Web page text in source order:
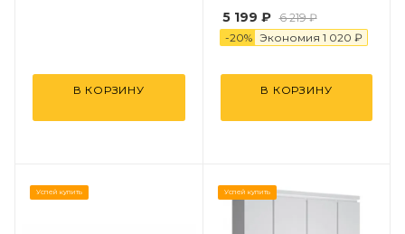
В КОРЗИНУ
5 199 ₽ 6 219 ₽
-20% Экономия 1 020 ₽
В КОРЗИНУ
Успей купить Успей купить